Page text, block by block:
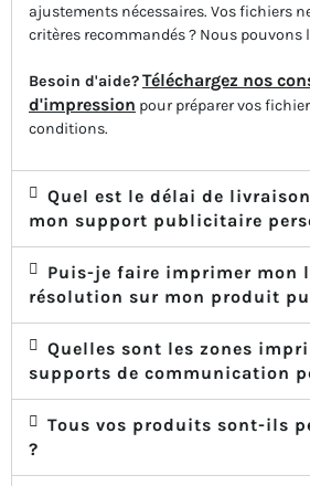
ajustements nécessaires. Vos fichiers
critères recommandés ? Nous pouvons
Besoin d'aide?Téléchargez nos
d'impression pour préparer vos
conditions.
Quel est le délai de
mon support publicitaire
Puis-je faire imprimer mon
résolution sur mon produit
Quelles sont les zones
supports de communication
Tous vos produits sont-ils
?